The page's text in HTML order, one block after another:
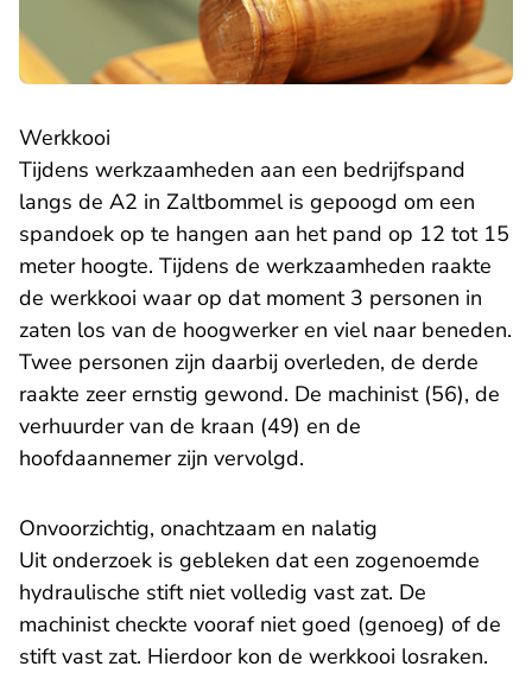
Werkkooi
Tijdens werkzaamheden aan een bedrijfspand
langs de A2 in Zaltbommel is gepoogd om een
spandoek op te hangen aan het pand op 12 tot 15
meter hoogte. Tijdens de werkzaamheden raakte
de werkkooi waar op dat moment 3 personen in
zaten los van de hoogwerker en viel naar beneden.
Twee personen zijn daarbij overleden, de derde
raakte zeer ernstig gewond. De machinist (56), de
verhuurder van de kraan (49) en de
hoofdaannemer zijn vervolgd.
Onvoorzichtig, onachtzaam en nalatig
Uit onderzoek is gebleken dat een zogenoemde
hydraulische stift niet volledig vast zat. De
machinist checkte vooraf niet goed (genoeg) of de
stift vast zat. Hierdoor kon de werkkooi losraken.